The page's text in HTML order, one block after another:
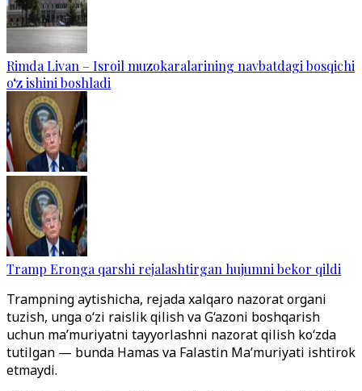
Rimda Livan – Isroil muzokaralarining navbatdagi bosqichi
o‘z ishini boshladi
Tramp Eronga qarshi rejalashtirgan hujumni bekor qildi
Trampning aytishicha, rejada xalqaro nazorat organi
tuzish, unga o‘zi raislik qilish va G‘azoni boshqarish
uchun ma’muriyatni tayyorlashni nazorat qilish ko‘zda
tutilgan — bunda Hamas va Falastin Ma’muriyati ishtirok
etmaydi.